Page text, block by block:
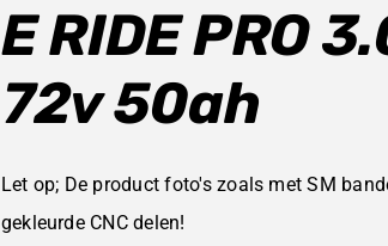
E RIDE PRO
72v 50ah
Let op; De product foto's zoals met SM
gekleurde CNC delen!